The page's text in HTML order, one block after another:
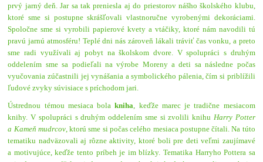
prvý jarný deň. Jar sa tak preniesla aj do priestorov nášho školského klubu,
ktoré sme si postupne skrášľovali vlastnoručne vyrobenými dekoráciami.
Spoločne sme si vyrobili papierové kvety a vtáčiky, ktoré nám navodili tú
pravú jarnú atmosféru! Teplé dni nás zároveň lákali tráviť čas vonku, a preto
sme radi využívali aj pobyt na školskom dvore. V spolupráci s druhým
oddelením sme sa podieľali na výrobe Moreny a deti sa následne počas
vyučovania zúčastnili jej vynášania a symbolického pálenia, čím si priblížili
ľudové zvyky súvisiace s príchodom jari.
Ústrednou témou mesiaca bolakniha , keďže marec je tradične mesiacom
knihy. V spolupráci s druhým oddelením sme si zvolili knihu Harry Potter
a Kameň mudrcov, ktorú sme si počas celého mesiaca postupne čítali. Na túto
tematiku nadväzovali aj rôzne aktivity, ktoré boli pre deti veľmi zaujímavé
a motivujúce, keďže tento príbeh je im blízky. Tematika Harryho Pottera sa